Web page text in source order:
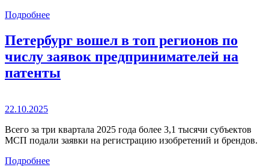
Подробнее
Петербург вошел в топ регионов по
числу заявок предпринимателей на
патенты
22.10.2025
Всего за три квартала 2025 года более 3,1 тысячи субъектов
МСП подали заявки на регистрацию изобретений и брендов.
Подробнее